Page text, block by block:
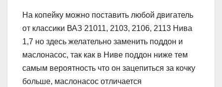
На копейку можно поставить любой двигатель
от классики ВАЗ 21011, 2103, 2106, 2113 Нива
1,7 но здесь желательно заменить поддон и
маслонасос, так как в Ниве поддон ниже тем
самым вероятность что он зацепиться за кочку
больше, маслонасос отличается